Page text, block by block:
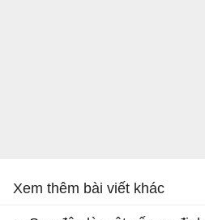
Xem thêm bài viết khác